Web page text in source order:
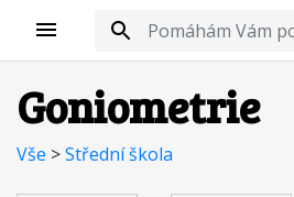
Goniometrie
Vše >Střední škola